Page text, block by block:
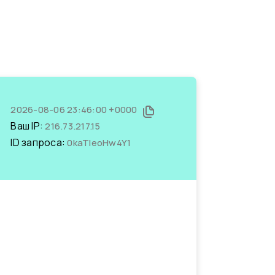
2026-08-06 23:46:00 +0000
Ваш IP:216.73.217.15
ID запроса:0kaTleoHw4Y1